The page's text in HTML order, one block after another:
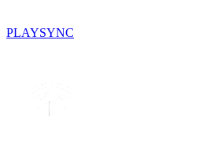
PLAYSYNC